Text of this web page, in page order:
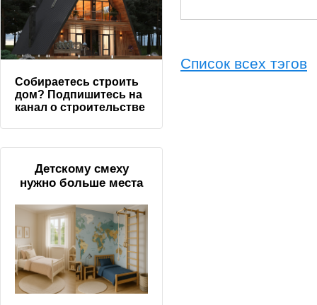
Список всех тэгов
Собираетесь строить
дом? Подпишитесь на
канал о строительстве
Детскому смеху
нужно больше места